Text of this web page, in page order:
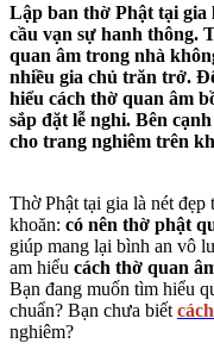
Lập ban thờ Phật tại gia
cầu vạn sự hanh thông.
quan âm trong nhà
nhiều gia chủ trăn trở.
hiểu cách thờ quan âm
sắp đặt lễ nghi. Bên
cho trang nghiêm trên
Thờ Phật tại gia là nét
khoăn: có nên thờ phật
giúp mang lại bình an vô
am hiểu cách thờ quan
Bạn đang muốn tìm hiểu
chuẩn? Bạn chưa biết
nghiêm?